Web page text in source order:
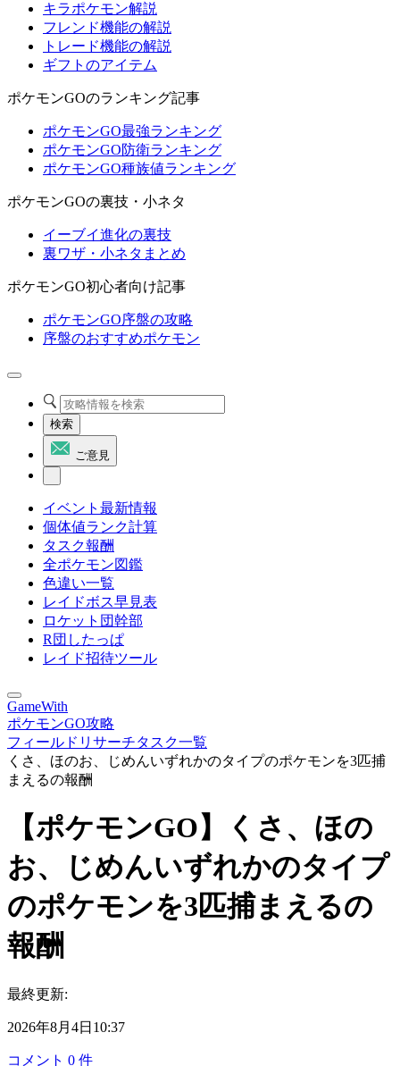
キラポケモン解説
フレンド機能の解説
トレード機能の解説
ギフトのアイテム
ポケモンGOのランキング記事
ポケモンGO最強ランキング
ポケモンGO防衛ランキング
ポケモンGO種族値ランキング
ポケモンGOの裏技・小ネタ
イーブイ進化の裏技
裏ワザ・小ネタまとめ
ポケモンGO初心者向け記事
ポケモンGO序盤の攻略
序盤のおすすめポケモン
検索
ご意見
イベント最新情報
個体値ランク計算
タスク報酬
全ポケモン図鑑
色違い一覧
レイドボス早見表
ロケット団幹部
R団したっぱ
レイド招待ツール
GameWith
ポケモンGO攻略
フィールドリサーチタスク一覧
くさ、ほのお、じめんいずれかのタイプのポケモンを3匹捕
まえるの報酬
【ポケモンGO】くさ、ほの
お、じめんいずれかのタイプ
のポケモンを3匹捕まえるの
報酬
最終更新:
2026年8月4日10:37
コメント 0 件